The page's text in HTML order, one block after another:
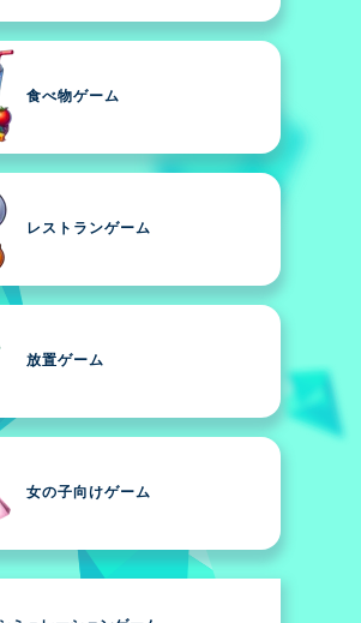
食べ物ゲーム
レストランゲーム
放置ゲーム
女の子向けゲーム